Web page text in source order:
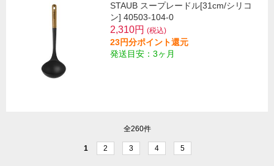
STAUB スープレードル[31cm/シリコ
ン] 40503-104-0
2,310円 (税込)
23円分ポイント還元
発送目安：3ヶ月
全260件
1 2 3 4 5